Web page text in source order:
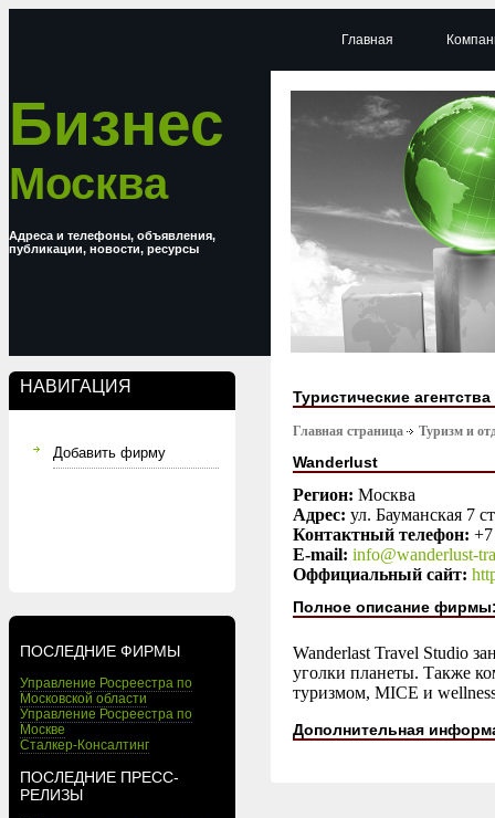
Бизнес
Москва
Адреса и телефоны, объявления,
публикации, новости, ресурсы
НАВИГАЦИЯ
Добавить фирму
ПОСЛЕДНИЕ ФИРМЫ
Управление Росреестра по
Московской области
Управление Росреестра по
Москве
Сталкер-Консалтинг
ПОСЛЕДНИЕ ПРЕСС-
РЕЛИЗЫ
Главная
Туристические агентства
Главная страница Туризм и
Wanderlust
Регион: Москва
Адрес: ул. Бауманская 7
Контактный телефон:
E-mail: info@wanderlust-
Оффициальный сайт:
Полное описание
Wanderlast Travel Studio
уголки планеты. Также
туризмом, MICE и
Дополнительная